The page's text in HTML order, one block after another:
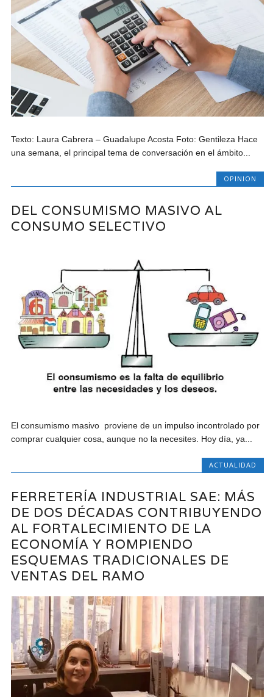
Texto: Laura Cabrera – Guadalupe Acosta Foto: Gentileza Hace
una semana, el principal tema de conversación en el ámbito...
OPINION
DEL CONSUMISMO MASIVO AL
CONSUMO SELECTIVO
El consumismo masivo proviene de un impulso incontrolado por
comprar cualquier cosa, aunque no la necesites. Hoy día, ya...
ACTUALIDAD
FERRETERÍA INDUSTRIAL SAE: MÁS
DE DOS DÉCADAS CONTRIBUYENDO
AL FORTALECIMIENTO DE LA
ECONOMÍA Y ROMPIENDO
ESQUEMAS TRADICIONALES DE
VENTAS DEL RAMO